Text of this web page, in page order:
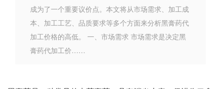
成为了一个重要议价点。本文将从市场需求、加工成
本、加工工艺、品质要求等多个方面来分析黑膏药代
加工价格的高低。 一、市场需求 市场需求是决定黑
膏药代加工价……